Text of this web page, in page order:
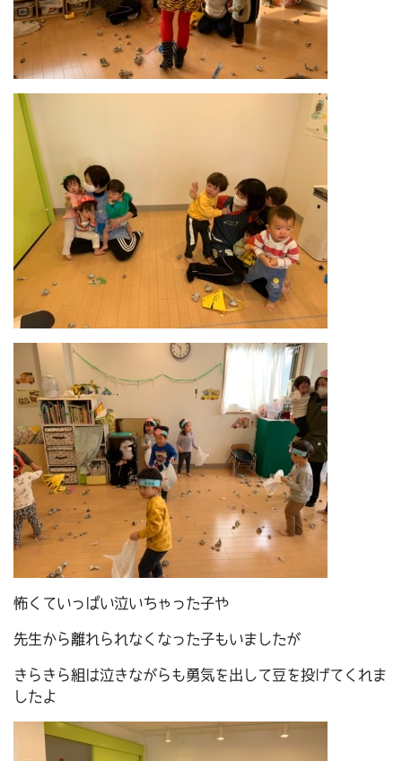
怖くていっぱい泣いちゃった子や
先生から離れられなくなった子もいましたが
きらきら組は泣きながらも勇気を出して豆を投げてくれま
したよ